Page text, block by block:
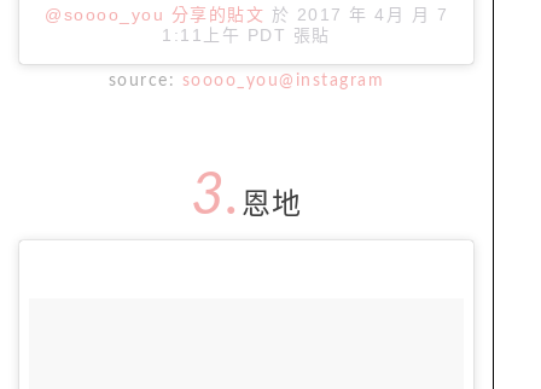
@soooo_you 分享的貼文 於 2017 年 4月 月 7
1:11上午 PDT 張貼
source: soooo_you@instagram
3. 恩地